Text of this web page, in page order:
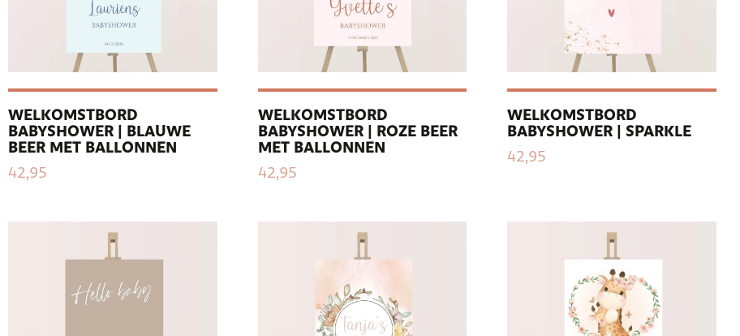
WELKOMSTBORD
BABYSHOWER | BLAUWE
BEER MET BALLONNEN
42,95
WELKOMSTBORD
BABYSHOWER | ROZE BEER
MET BALLONNEN
42,95
WELKOMSTBORD
BABYSHOWER | SPARKLE
42,95